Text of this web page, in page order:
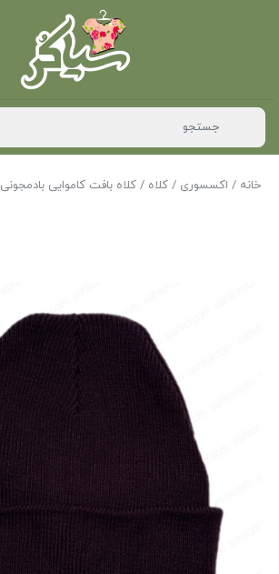
خانه / اکسسوری / کلاه / کلاه بافت کاموایی بادمجونی